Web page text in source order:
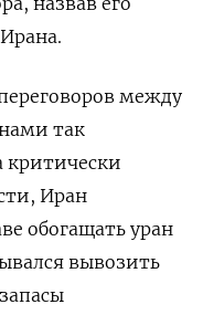
между
так
критически
Иран
обогащать уран
вывозить